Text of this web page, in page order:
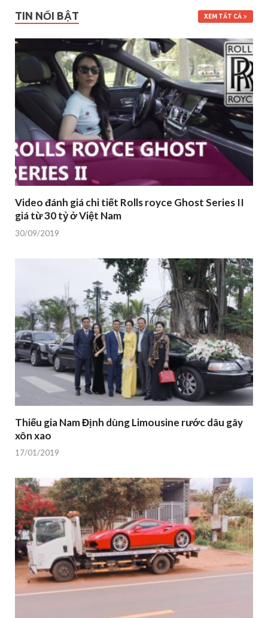
TIN NỔI BẬT XEM TẤT CẢ
Video đánh giá chi tiết Rolls royce Ghost Series II
giá từ 30 tỷ ở Việt Nam
30/09/2019
Thiếu gia Nam Định dùng Limousine rước dâu gây
xôn xao
17/01/2019